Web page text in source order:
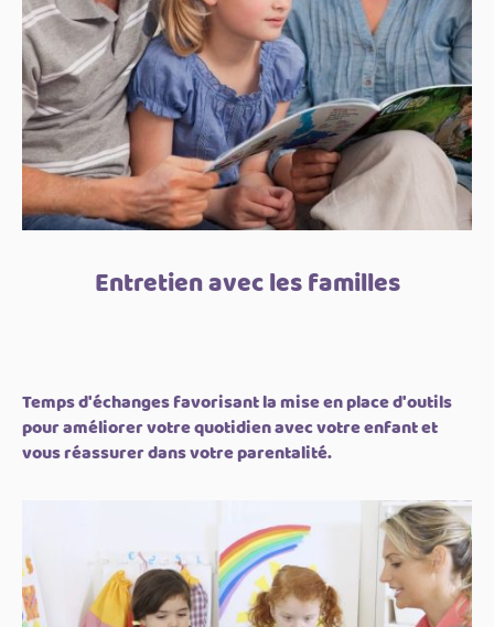
Entretien avec les familles
Temps d'échanges favorisant la mise en place d'outils
pour améliorer votre quotidien avec votre enfant et
vous réassurer dans votre parentalité.